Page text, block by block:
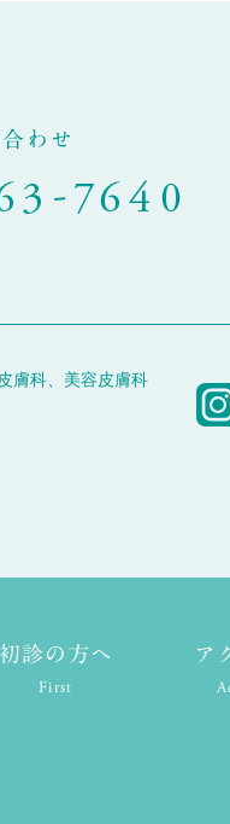
わせ
膚科、美容皮膚科
初診の方へ ア